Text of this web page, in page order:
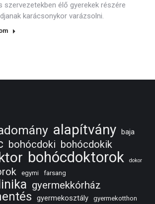
szervezetekben élő gyerekek részére
karácsonykor varázsolni.
alapítvány baja
bohócdoki bohócdokik
bohócdoktorok dokor
egymi farsang
gyermekkórház
gyermekosztály gyermekotthon